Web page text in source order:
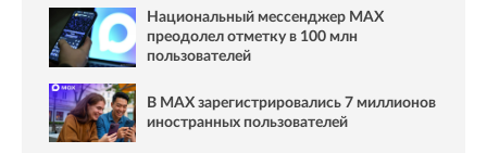
Национальный мессенджер MAX
преодолел отметку в 100 млн
пользователей
В MAX зарегистрировались 7 миллионов
иностранных пользователей